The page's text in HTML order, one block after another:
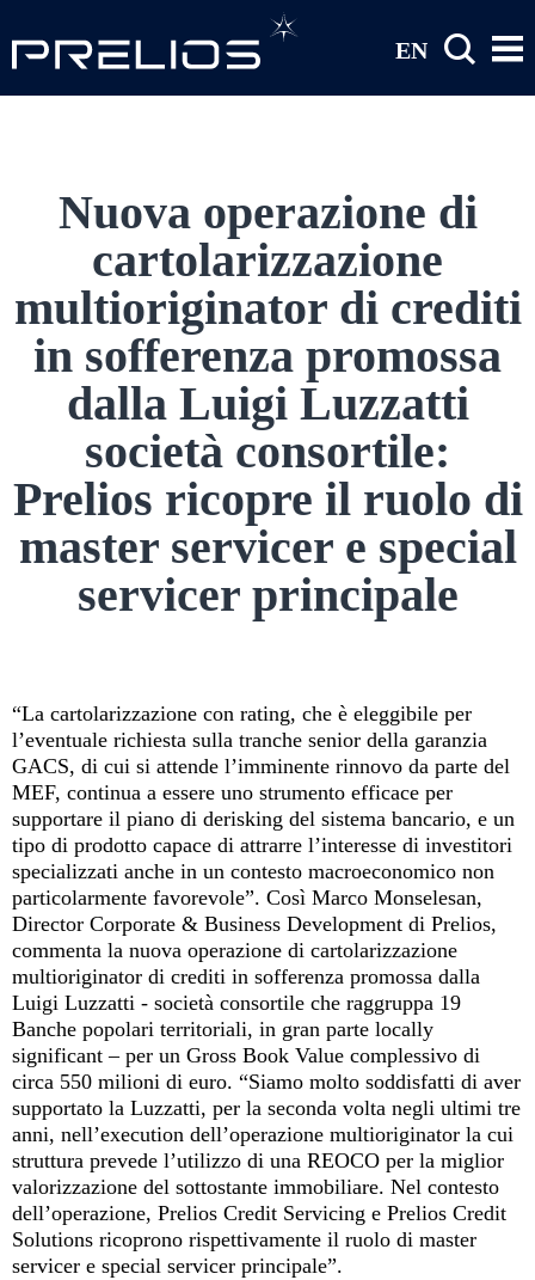
EN
Nuova operazione di
cartolarizzazione
multioriginator di crediti
in sofferenza promossa
dalla Luigi Luzzatti
società consortile:
Prelios ricopre il ruolo di
master servicer e special
servicer principale
“La cartolarizzazione con rating, che è eleggibile per
l’eventuale richiesta sulla tranche senior della garanzia
GACS, di cui si attende l’imminente rinnovo da parte del
MEF, continua a essere uno strumento efficace per
supportare il piano di derisking del sistema bancario, e un
tipo di prodotto capace di attrarre l’interesse di investitori
specializzati anche in un contesto macroeconomico non
particolarmente favorevole”. Così Marco Monselesan,
Director Corporate & Business Development di Prelios,
commenta la nuova operazione di cartolarizzazione
multioriginator di crediti in sofferenza promossa dalla
Luigi Luzzatti - società consortile che raggruppa 19
Banche popolari territoriali, in gran parte locally
significant – per un Gross Book Value complessivo di
circa 550 milioni di euro. “Siamo molto soddisfatti di aver
supportato la Luzzatti, per la seconda volta negli ultimi tre
anni, nell’execution dell’operazione multioriginator la cui
struttura prevede l’utilizzo di una REOCO per la miglior
valorizzazione del sottostante immobiliare. Nel contesto
dell’operazione, Prelios Credit Servicing e Prelios Credit
Solutions ricoprono rispettivamente il ruolo di master
servicer e special servicer principale”.